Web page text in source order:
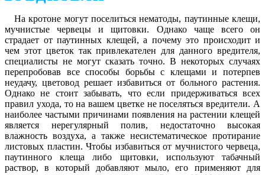
На кротоне могут поселиться нематоды, паутинные клещи,
мучнистые червецы и щитовки. Однако чаще всего он
страдает от паутинных клещей, а почему это происходит и
чем этот цветок так привлекателен для данного вредителя,
специалисты не могут сказать точно. В некоторых случаях
перепробовав все способы борьбы с клещами и потерпев
неудачу, цветовод решает избавиться от больного растения.
Однако не стоит забывать, что если придерживаться всех
правил ухода, то на вашем цветке не поселяться вредители. А
наиболее частыми причинами появления на растении клещей
является нерегулярный полив, недостаточно высокая
влажность воздуха, а также несистематическое протирание
листовых пластин. Чтобы избавиться от мучнистого червеца,
паутинного клеща либо щитовки, используют табачный
раствор, в который добавляют мыло, его применяют для